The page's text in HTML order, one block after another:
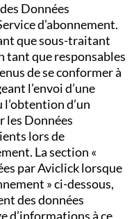
Données
d’abonnement.
que sous-traitant
tant que responsables
de se conformer à
l’envoi d’une
d’un
les Données
lors de
La section «
par Aviclick lorsque
» ci-dessous,
des données
d’informations à ce